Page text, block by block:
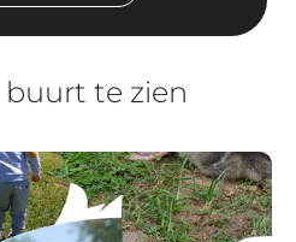
te zien